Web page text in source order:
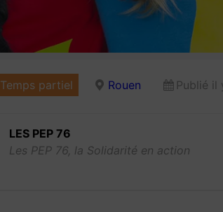
Temps partiel Rouen Publié il
LES PEP 76
Les PEP 76, la Solidarité en action